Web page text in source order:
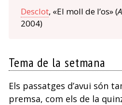
Desclot, «El moll de l’os» (
2004)
Tema de la setmana
Els passatges d’avui són
premsa, com els de la